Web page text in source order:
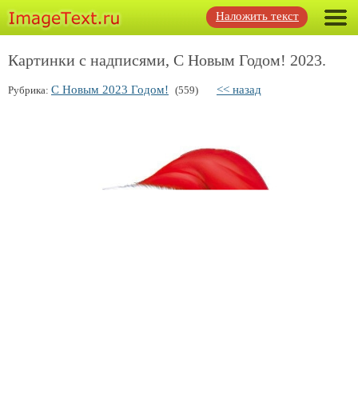
Наложить текст
Картинки с надписями, С Новым Годом! 2023.
Рубрика: С Новым 2023 Годом! (559) << назад